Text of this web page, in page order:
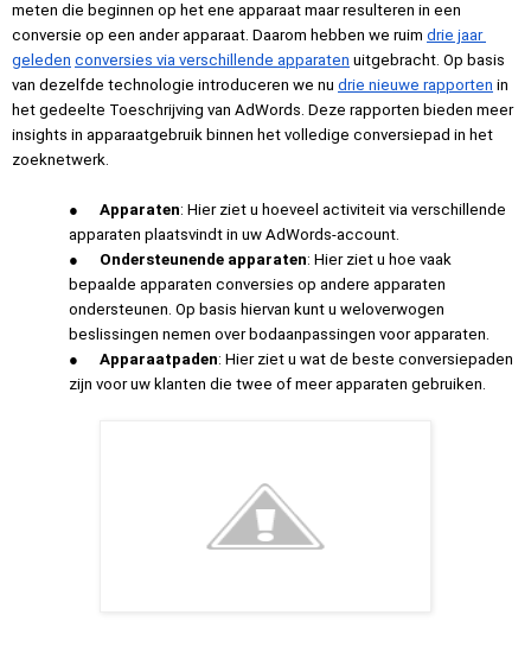
meten die beginnen op het ene apparaat maar resulteren in een
conversie op een ander apparaat. Daarom hebben we ruim drie jaar
geleden conversies via verschillende apparaten uitgebracht. Op basis
van dezelfde technologie introduceren we nu drie nieuwe rapporten in
het gedeelte Toeschrijving van AdWords. Deze rapporten bieden meer
insights in apparaatgebruik binnen het volledige conversiepad in het
zoeknetwerk.
● Apparaten: Hier ziet u hoeveel activiteit via verschillende
apparaten plaatsvindt in uw AdWords-account.
●
Ondersteunende apparaten: Hier ziet u hoe vaak
bepaalde apparaten conversies op andere apparaten
ondersteunen. Op basis hiervan kunt u weloverwogen
beslissingen nemen over bodaanpassingen voor apparaten.
●
Apparaatpaden: Hier ziet u wat de beste conversiepaden
zijn voor uw klanten die twee of meer apparaten gebruiken.